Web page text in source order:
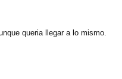
queria llegar a lo mismo.